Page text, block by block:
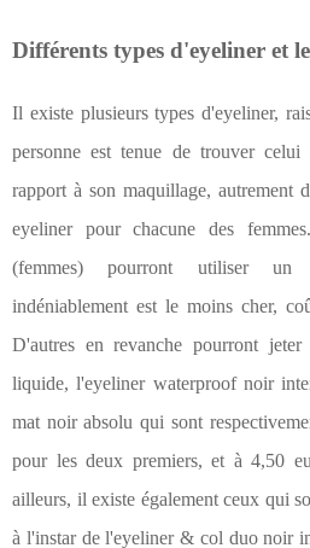
Différents types d'eyeliner et
Il existe plusieurs types d'eyeliner,
personne est tenue de trouver
rapport à son maquillage, autrement
eyeliner pour chacune des
(femmes) pourront utiliser
indéniablement est le moins cher,
D'autres en revanche pourront
liquide, l'eyeliner waterproof noir
mat noir absolu qui sont
pour les deux premiers, et à 4,50
ailleurs, il existe également ceux qui
à l'instar de l'eyeliner & col duo noir